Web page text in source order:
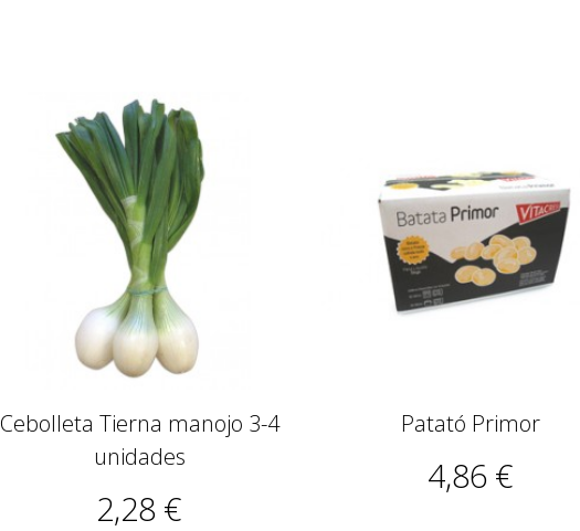
Cebolleta Tierna manojo 3-4
unidades
2,28 €
Patató Primor
4,86 €